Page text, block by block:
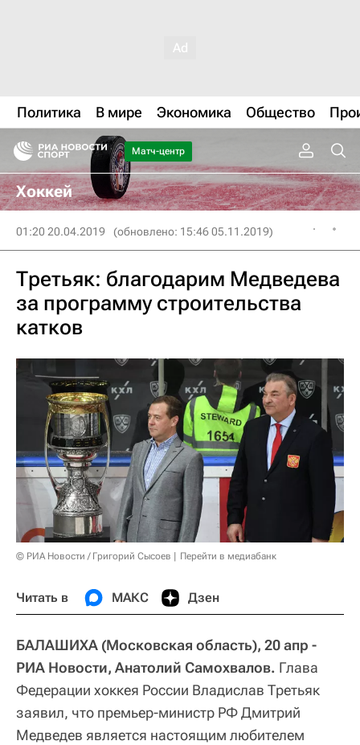
Политика В мире Экономика Общество
Матч-центр
Хоккей
01:20 20.04.2019 (обновлено: 15:46 05.11.2019)
Третьяк: благодарим Медведева
за программу строительства
катков
© РИА Новости / Григорий Сысоев Перейти в медиабанк
Читать в МАКС Дзен
БАЛАШИХА (Московская область), 20 апр -
РИА Новости, Анатолий Самохвалов. Глава
Федерации хоккея России Владислав Третьяк
заявил, что премьер-министр РФ Дмитрий
Медведев является настоящим любителем